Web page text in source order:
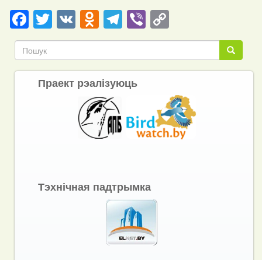
Facebook
Twitter
VKOdnoklassniki
Telegram
ViberCopy
Link Пошук
Пошук
Праект рэалізуюць
Тэхнічная падтрымка